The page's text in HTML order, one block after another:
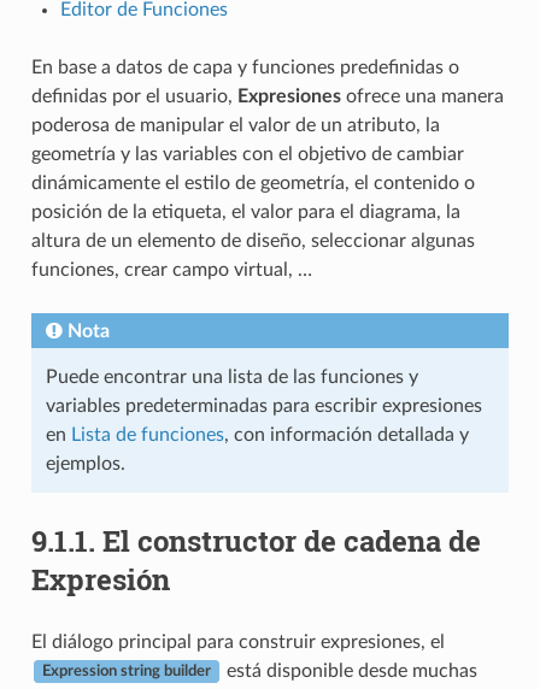
Editor de Funciones
En base a datos de capa y funciones predefinidas o
definidas por el usuario, Expresionesofrece una manera
poderosa de manipular el valor de un atributo, la
geometría y las variables con el objetivo de cambiar
dinámicamente el estilo de geometría, el contenido o
posición de la etiqueta, el valor para el diagrama, la
altura de un elemento de diseño, seleccionar algunas
funciones, crear campo virtual, …
Nota
Puede encontrar una lista de las funciones y
variables predeterminadas para escribir expresiones
en Lista de funciones, con información detallada y
ejemplos.
9.1.1. El constructor de cadena de
Expresión
El diálogo principal para construir expresiones, el
Expression string builder
está disponible desde muchas